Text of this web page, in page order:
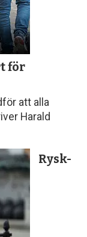
för
att alla
Harald
Rysk-